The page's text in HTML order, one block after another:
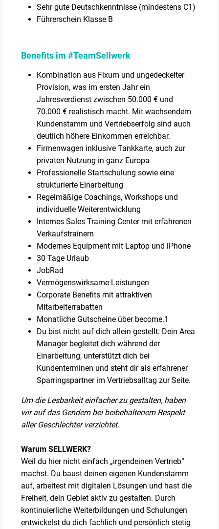
Sehr gute Deutschkenntnisse (mindestens C1)
Führerschein Klasse B
Benefits im #TeamSellwerk
Kombination aus Fixum und ungedeckelter
Provision, was im ersten Jahr ein
Jahresverdienst zwischen 50.000 € und
70.000 € realistisch macht. Mit wachsendem
Kundenstamm und Vertriebserfolg sind auch
deutlich höhere Einkommen erreichbar.
Firmenwagen inklusive Tankkarte, auch zur
privaten Nutzung in ganz Europa
Professionelle Startschulung sowie eine
strukturierte Einarbeitung
Regelmäßige Coachings, Workshops und
individuelle Weiterentwicklung
Internes Sales Training Center mit erfahrenen
Verkaufstrainern
Modernes Equipment mit Laptop und iPhone
30 Tage Urlaub
JobRad
Vermögenswirksame Leistungen
Corporate Benefits mit attraktiven
Mitarbeiterrabatten
Monatliche Gutscheine über become.1
Du bist nicht auf dich allein gestellt: Dein Area
Manager begleitet dich während der
Einarbeitung, unterstützt dich bei
Kundenterminen und steht dir als erfahrener
Sparringspartner im Vertriebsalltag zur Seite.
Um die Lesbarkeit einfacher zu gestalten, haben
wir auf das Gendern bei beibehaltenem Respekt
aller Geschlechter verzichtet.
Warum SELLWERK?
Weil du hier nicht einfach „irgendeinen Vertrieb“
machst. Du baust deinen eigenen Kundenstamm
auf, arbeitest mit digitalen Lösungen und hast die
Freiheit, dein Gebiet aktiv zu gestalten. Durch
kontinuierliche Weiterbildungen und Schulungen
entwickelst du dich fachlich und persönlich stetig